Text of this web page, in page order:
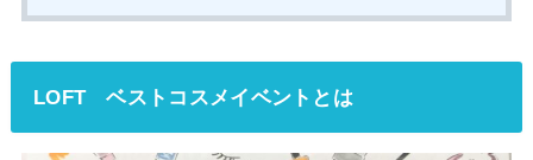
LOFT ベストコスメイベントとは